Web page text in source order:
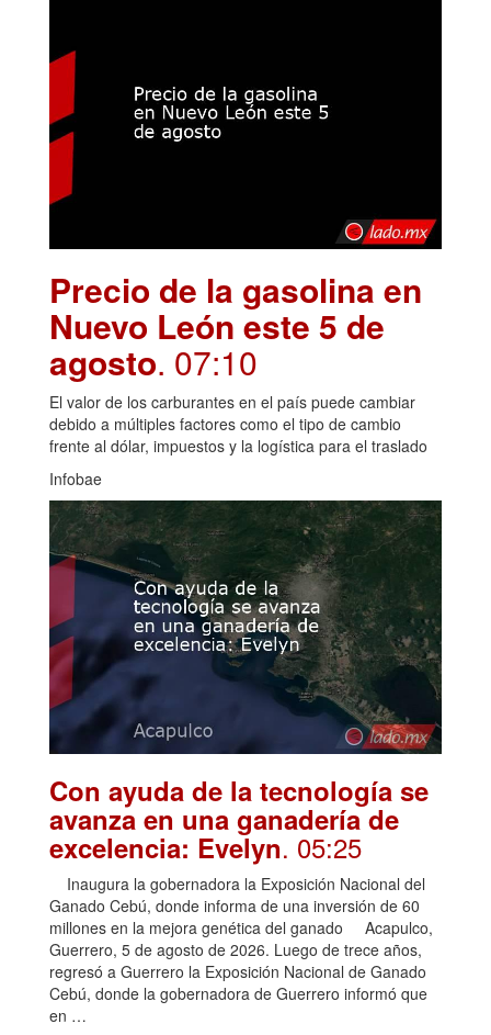
Precio de la gasolina en
Nuevo León este 5 de
agosto. 07:10
El valor de los carburantes en el país puede cambiar
debido a múltiples factores como el tipo de cambio
frente al dólar, impuestos y la logística para el traslado
Infobae
Con ayuda de la tecnología se
avanza en una ganadería de
excelencia: Evelyn. 05:25
Inaugura la gobernadora la Exposición Nacional del
Ganado Cebú, donde informa de una inversión de 60
millones en la mejora genética del ganado Acapulco,
Guerrero, 5 de agosto de 2026. Luego de trece años,
regresó a Guerrero la Exposición Nacional de Ganado
Cebú, donde la gobernadora de Guerrero informó que
en …